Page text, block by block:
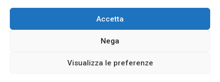
Accetta
Nega
Visualizza le preferenze